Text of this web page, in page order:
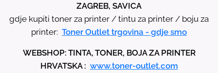
a
ZAGREB, SAVICA
gdje kupiti toner za printer / tintu za printer / boju za
printer: Toner Outlet trgovina - gdje smo
WEBSHOP: TINTA, TONER, BOJA ZA PRINTER
HRVATSKA : www.toner-outlet.com